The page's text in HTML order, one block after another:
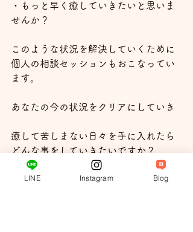
・もっと早く癒していきたいと思いま
せんか？
このような状況を解決していくために
個人の相談セッションもおこなってい
ます。
あなたの今の状況をクリアにしていき
癒して苦しまない日々を手に入れたら
どんな事をしていきたいですか？
それを叶えていくために
LINE Instagram Blog